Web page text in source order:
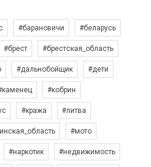
#барановичи #беларусь
#брест #брестская_область
#дальнобойщик #дети
#кобрин
#кража #литва
#мото
#наркотик #недвижимость